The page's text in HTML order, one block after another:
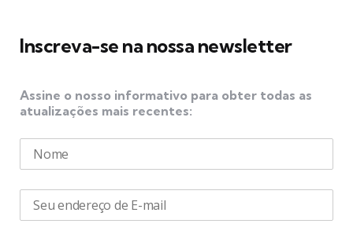
Inscreva-se na nossa newsletter
Assine o nosso informativo para obter todas as
atualizações mais recentes: